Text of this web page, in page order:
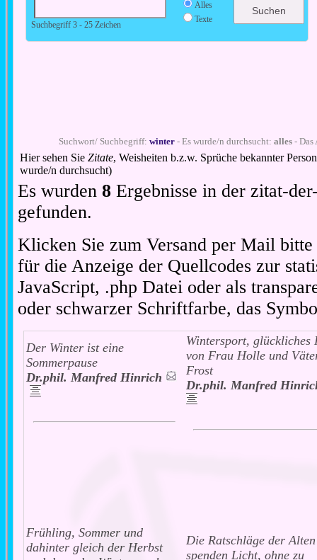
Suchbegriff 3 - 25 Zeichen
Alles
Texte
Suchwort/ Suchbegriff:winter - Es wurde/n durchsucht:alles -
Hier sehen SieZitate, Weisheiten b.z.w. Sprüche bekannter
wurde/n durchsucht)
Es wurden8 Ergebnisse in der zitat-
gefunden.
Klicken Sie zum Versand per Mail
für die Anzeige der Quellcodes zur
JavaScript, .php Datei oder als
oder schwarzer Schriftfarbe, das
Der Winter ist eine
Sommerpause
Dr.phil. Manfred Hinrich
Wintersport, glückliches
von Frau Holle und
Frost
Dr.phil. Manfred
Frühling, Sommer und
dahinter gleich der Herbst
Die Ratschläge der Alten
spenden Licht, ohne zu